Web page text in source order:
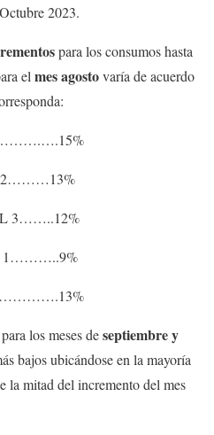
2023.
para los consumos hasta
el mes agostovaría de acuerdo
2………13%
3……..12%
1………..9%
para los meses deseptiembre y
bajos ubicándose en la mayoría
la mitad del incremento del mes